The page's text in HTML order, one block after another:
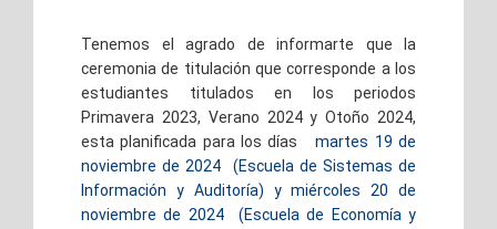
Tenemos el agrado de informarte que la
ceremonia de titulación que corresponde a los
estudiantes titulados en los periodos
Primavera 2023, Verano 2024 y Otoño 2024,
esta planificada para los díasmartes 19 de
noviembre de 2024 (Escuela de Sistemas de
Información y Auditoría) y miércoles 20 de
noviembre de 2024
(Escuela de Economía y